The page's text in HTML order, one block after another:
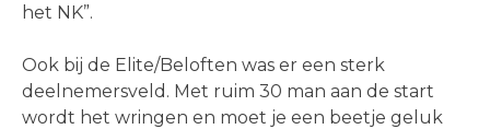
het NK”.
Ook bij de Elite/Beloften was er een sterk
deelnemersveld. Met ruim 30 man aan de start
wordt het wringen en moet je een beetje geluk